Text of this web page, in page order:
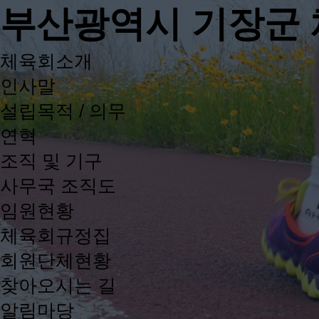
부산광역시 기장군
체육회소개
인사말
설립목적 / 의무
연혁
조직 및 기구
사무국 조직도
임원현황
체육회규정집
회원단체현황
찾아오시는 길
알림마당